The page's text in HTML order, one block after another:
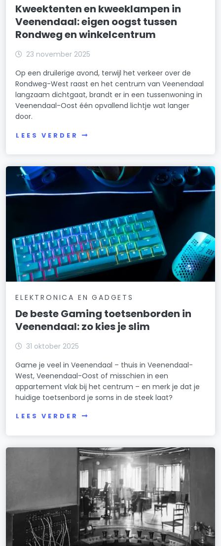
Kweektenten en kweeklampen in
Veenendaal: eigen oogst tussen
Rondweg en winkelcentrum
23 november 2025
Op een druilerige avond, terwijl het verkeer over de
Rondweg-West raast en het centrum van Veenendaal
langzaam dichtgaat, brandt er in een tussenwoning in
Veenendaal-Oost één opvallend lichtje wat langer
door.
LEES VERDER
ELEKTRONICA EN GADGETS
De beste Gaming toetsenborden in
Veenendaal: zo kies je slim
31 oktober 2025
Game je veel in Veenendaal – thuis in Veenendaal-
West, Veenendaal-Oost of misschien in een
appartement vlak bij het centrum – en merk je dat je
huidige toetsenbord je soms in de steek laat?
LEES VERDER